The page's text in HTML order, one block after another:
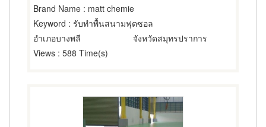
Brand Name : matt chemie
Keyword : รับทำพื้นสนามฟุตซอล
อำเภอบางพลี
จังหวัดสมุทรปราการ
Views : 588 Time(s)